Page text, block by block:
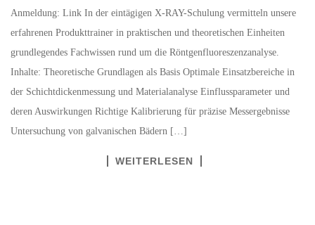
Anmeldung: Link In der eintägigen X-RAY-Schulung vermitteln unsere
erfahrenen Produkttrainer in praktischen und theoretischen Einheiten
grundlegendes Fachwissen rund um die Röntgenfluoreszenzanalyse.
Inhalte: Theoretische Grundlagen als Basis Optimale Einsatzbereiche in
der Schichtdickenmessung und Materialanalyse Einflussparameter und
deren Auswirkungen Richtige Kalibrierung für präzise Messergebnisse
Untersuchung von galvanischen Bädern […]
WEITERLESEN